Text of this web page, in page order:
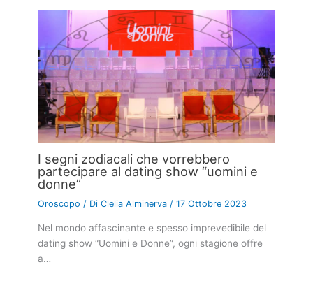
I segni zodiacali che vorrebbero
partecipare al dating show “uomini e
donne”
Oroscopo / DiClelia Alminerva /17 Ottobre 2023
Nel mondo affascinante e spesso imprevedibile del
dating show “Uomini e Donne”, ogni stagione offre
a…